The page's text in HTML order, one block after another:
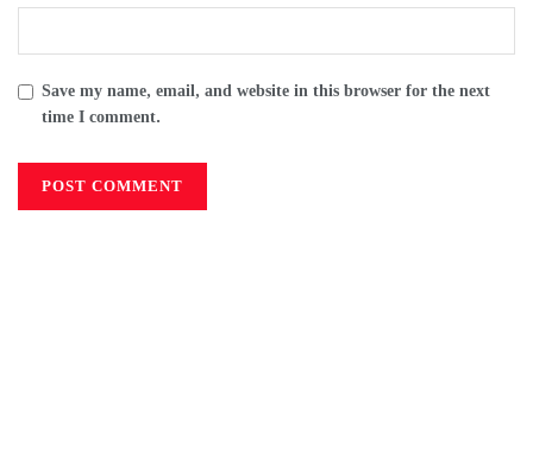
Save my name, email, and website in this browser for the next
time I comment.